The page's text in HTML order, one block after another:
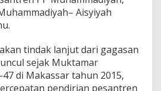
Aisyiyah
tindak lanjut dari gagasan
sejak Muktamar
di Makassar tahun 2015,
pendirian pesantren